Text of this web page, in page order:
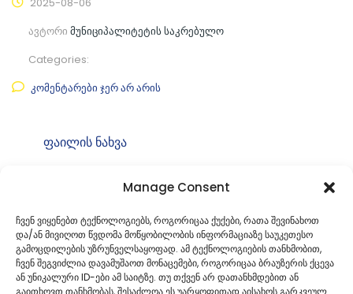
Manage Consent
ჩვენ ვიყენებთ ტექნოლოგიებს, როგორიცაა ქუქები, რათა შევინახოთ
და/ან მივიღოთ წვდომა მოწყობილობის ინფორმაციაზე საუკეთესო
გამოცდილების უზრუნველსაყოფად. ამ ტექნოლოგიების თანხმობით,
ჩვენ შეგვიძლია დავამუშაოთ მონაცემები, როგორიცაა ბრაუზერის ქცევა
ან უნიკალური ID-ები ამ საიტზე. თუ თქვენ არ დათანხმდებით ან
გაითხოვთ თანხმობას, შესაძლოა ეს უარყოფითად აისახოს გარკვეულ
ავტორი მუნიციპალიტეტის საკრებულო
Categories:
კომენტარები ჯერ არ არის
ფაილის ნახვა
ფაილის ტიპი:pdf
საკრებულოს თავმჯდომარის
ბრძანებები
ID:ბ49. 4925218001